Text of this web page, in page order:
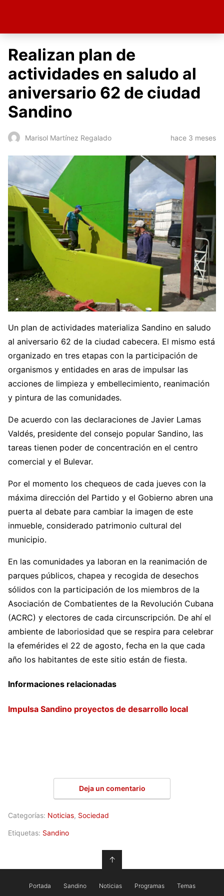
Realizan plan de
actividades en saludo al
aniversario 62 de ciudad
Sandino
Marisol Martínez Regalado hace 3 meses
Un plan de actividades materializa Sandino en saludo
al aniversario 62 de la ciudad cabecera. El mismo está
organizado en tres etapas con la participación de
organismos y entidades en aras de impulsar las
acciones de limpieza y embellecimiento, reanimación
y pintura de las comunidades.
De acuerdo con las declaraciones de Javier Lamas
Valdés, presidente del consejo popular Sandino, las
tareas tienen poder de concentración en el centro
comercial y el Bulevar.
Por el momento los chequeos de cada jueves con la
máxima dirección del Partido y el Gobierno abren una
puerta al debate para cambiar la imagen de este
inmueble, considerado patrimonio cultural del
municipio.
En las comunidades ya laboran en la reanimación de
parques públicos, chapea y recogida de desechos
sólidos con la participación de los miembros de la
Asociación de Combatientes de la Revolución Cubana
(ACRC) y electores de cada circunscripción. De ahí el
ambiente de laboriosidad que se respira para celebrar
la efemérides el 22 de agosto, fecha en la que cada
año los habitantes de este sitio están de fiesta.
Informaciones relacionadas
Impulsa Sandino proyectos de desarrollo local
Deja un comentario
Categorías: Noticias, Sociedad
Etiquetas: Sandino
↑
Portada Sandino Noticias Programas Temas